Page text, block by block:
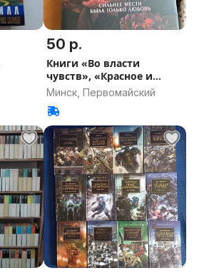
50 р.
Книги «Во власти
чувств», «Красное и
черное».
Минск, Первомайский